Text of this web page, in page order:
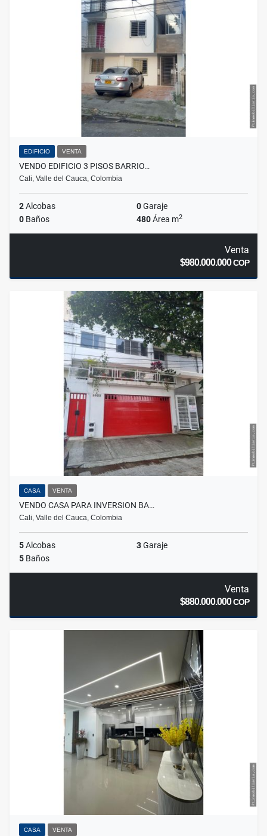
EDIFICIO VENTA
VENDO EDIFICIO 3 PISOS BARRIO…
Cali, Valle del Cauca, Colombia
2Alcobas 0Garaje
0 Baños 480Área m2
Venta
$980.000.000COP
CASA VENTA
VENDO CASA PARA INVERSION BA…
Cali, Valle del Cauca, Colombia
5Alcobas 3Garaje
5 Baños
Venta
$880.000.000COP
CASA VENTA